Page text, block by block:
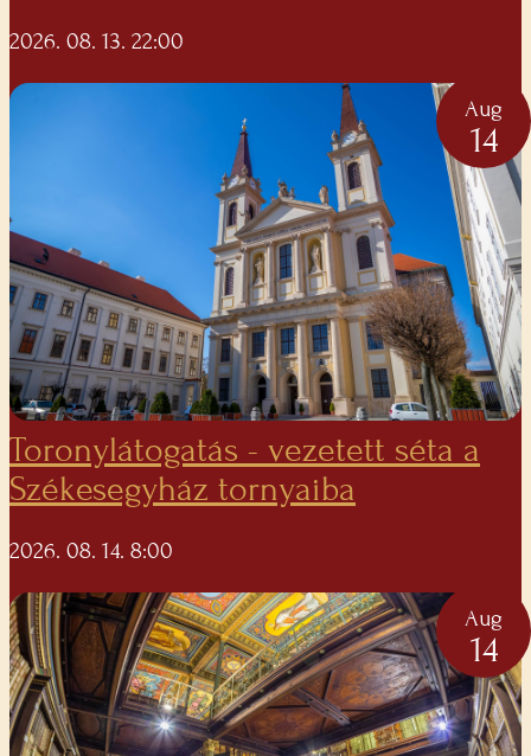
2026. 08. 13. 22:00
Aug
14
Toronylátogatás - vezetett séta a
Székesegyház tornyaiba
2026. 08. 14. 8:00
Aug
14